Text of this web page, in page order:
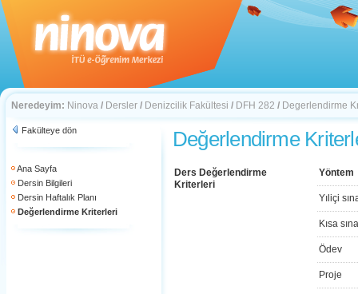
Neredeyim: Ninova / Dersler / Denizcilik Fakültesi / DFH 282 / Degerlendirme
Fakülteye dön
Ana Sayfa
Dersin Bilgileri
Dersin Haftalık Planı
Değerlendirme Kriterleri
Değerlendirme
Ders Değerlendirme
Kriterleri
Yöntem
Yıliçi
Kısa
Ödev
Proje